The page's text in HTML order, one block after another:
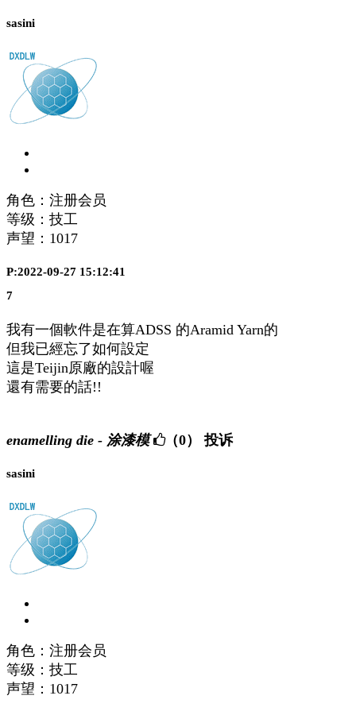
sasini
角色：注册会员
等级：技工
声望： 1017
P:2022-09-27 15:12:41
7
我有一個軟件是在算ADSS 的Aramid Yarn的
但我已經忘了如何設定
這是Teijin原廠的設計喔
還有需要的話!!
enamelling die - 涂漆模 （0） 投诉
sasini
角色：注册会员
等级：技工
声望： 1017